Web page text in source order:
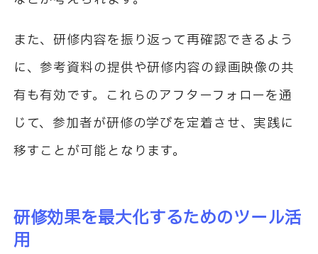
また、研修内容を振り返って再確認できるよう
に、参考資料の提供や研修内容の録画映像の共
有も有効です。これらのアフターフォローを通
じて、参加者が研修の学びを定着させ、実践に
移すことが可能となります。
研修効果を最大化するためのツール活
用